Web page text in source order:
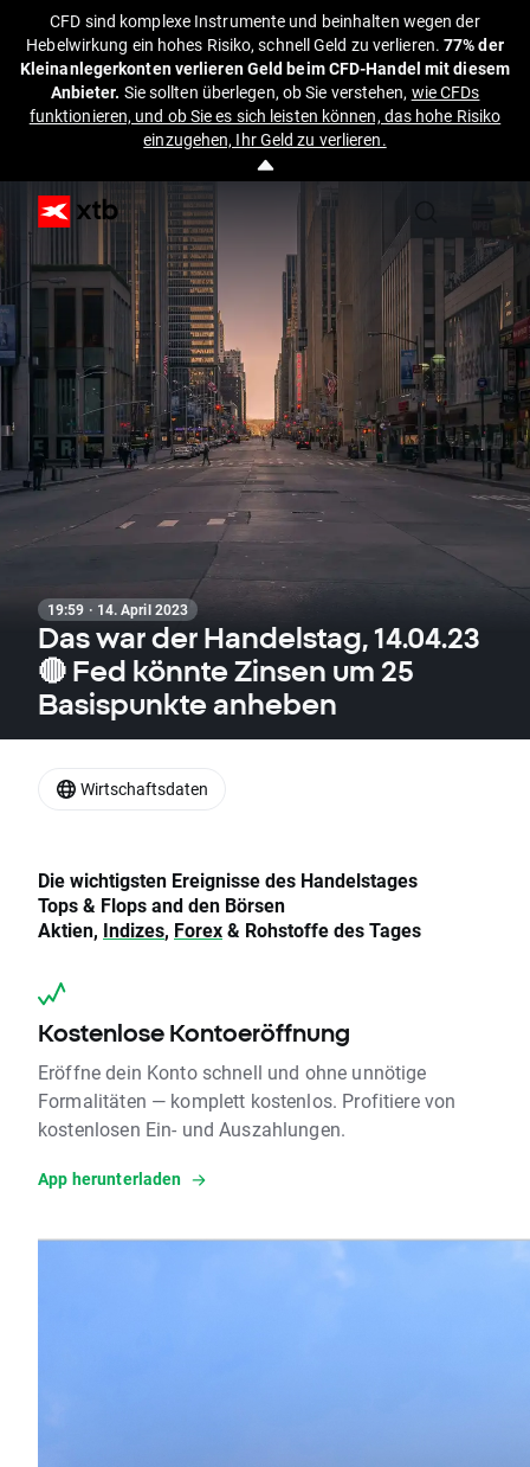
CFD sind komplexe Instrumente und beinhalten wegen der
Hebelwirkung ein hohes Risiko, schnell Geld zu verlieren.77% der
Kleinanlegerkonten verlieren Geld beim CFD-Handel mit diesem
Anbieter. Sie sollten überlegen, ob Sie verstehen, wie CFDs
funktionieren, und ob Sie es sich leisten können, das hohe Risiko
einzugehen, Ihr Geld zu verlieren.
19:59 · 14. April 2023
Das war der Handelstag, 14.04.23
🔴 Fed könnte Zinsen um 25
Basispunkte anheben
Die wichtigsten Ereignisse des Handelstages
Tops & Flops and den Börsen
Aktien, Indizes, Forex& Rohstoffe des Tages
Kostenlose Kontoeröffnung
Eröffne dein Konto schnell und ohne unnötige
Formalitäten — komplett kostenlos. Profitiere von
kostenlosen Ein- und Auszahlungen.
App herunterladen
Wirtschaftsdaten